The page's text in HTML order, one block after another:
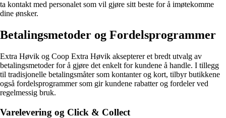
ta kontakt med personalet som vil gjøre sitt beste for å imøtekomme
dine ønsker.
Betalingsmetoder og Fordelsprogrammer
Extra Høvik og Coop Extra Høvik aksepterer et bredt utvalg av
betalingsmetoder for å gjøre det enkelt for kundene å handle. I tillegg
til tradisjonelle betalingsmåter som kontanter og kort, tilbyr butikkene
også fordelsprogrammer som gir kundene rabatter og fordeler ved
regelmessig bruk.
Varelevering og Click & Collect